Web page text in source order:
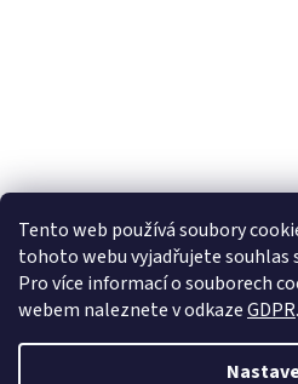
Tento web používá soubory
tohoto webu vyjadřujete souhlas
Pro více informací o souborech
webem naleznete v odkazeGDPR.
Vytvořil